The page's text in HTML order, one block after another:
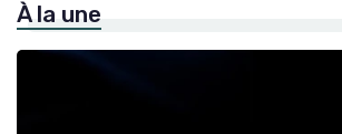
» Magazines et Publications sur la Pêche
À la une